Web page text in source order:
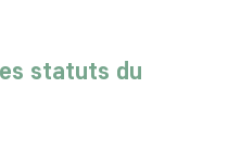
statuts du